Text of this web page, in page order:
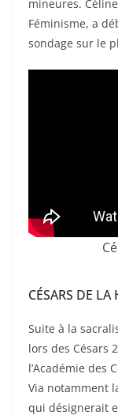
mineures.
Féminisme, a
sondage sur le
CÉSARS DE LA
Suite à la
lors des Césars
l’Académie des
Via notamment
qui désignerait